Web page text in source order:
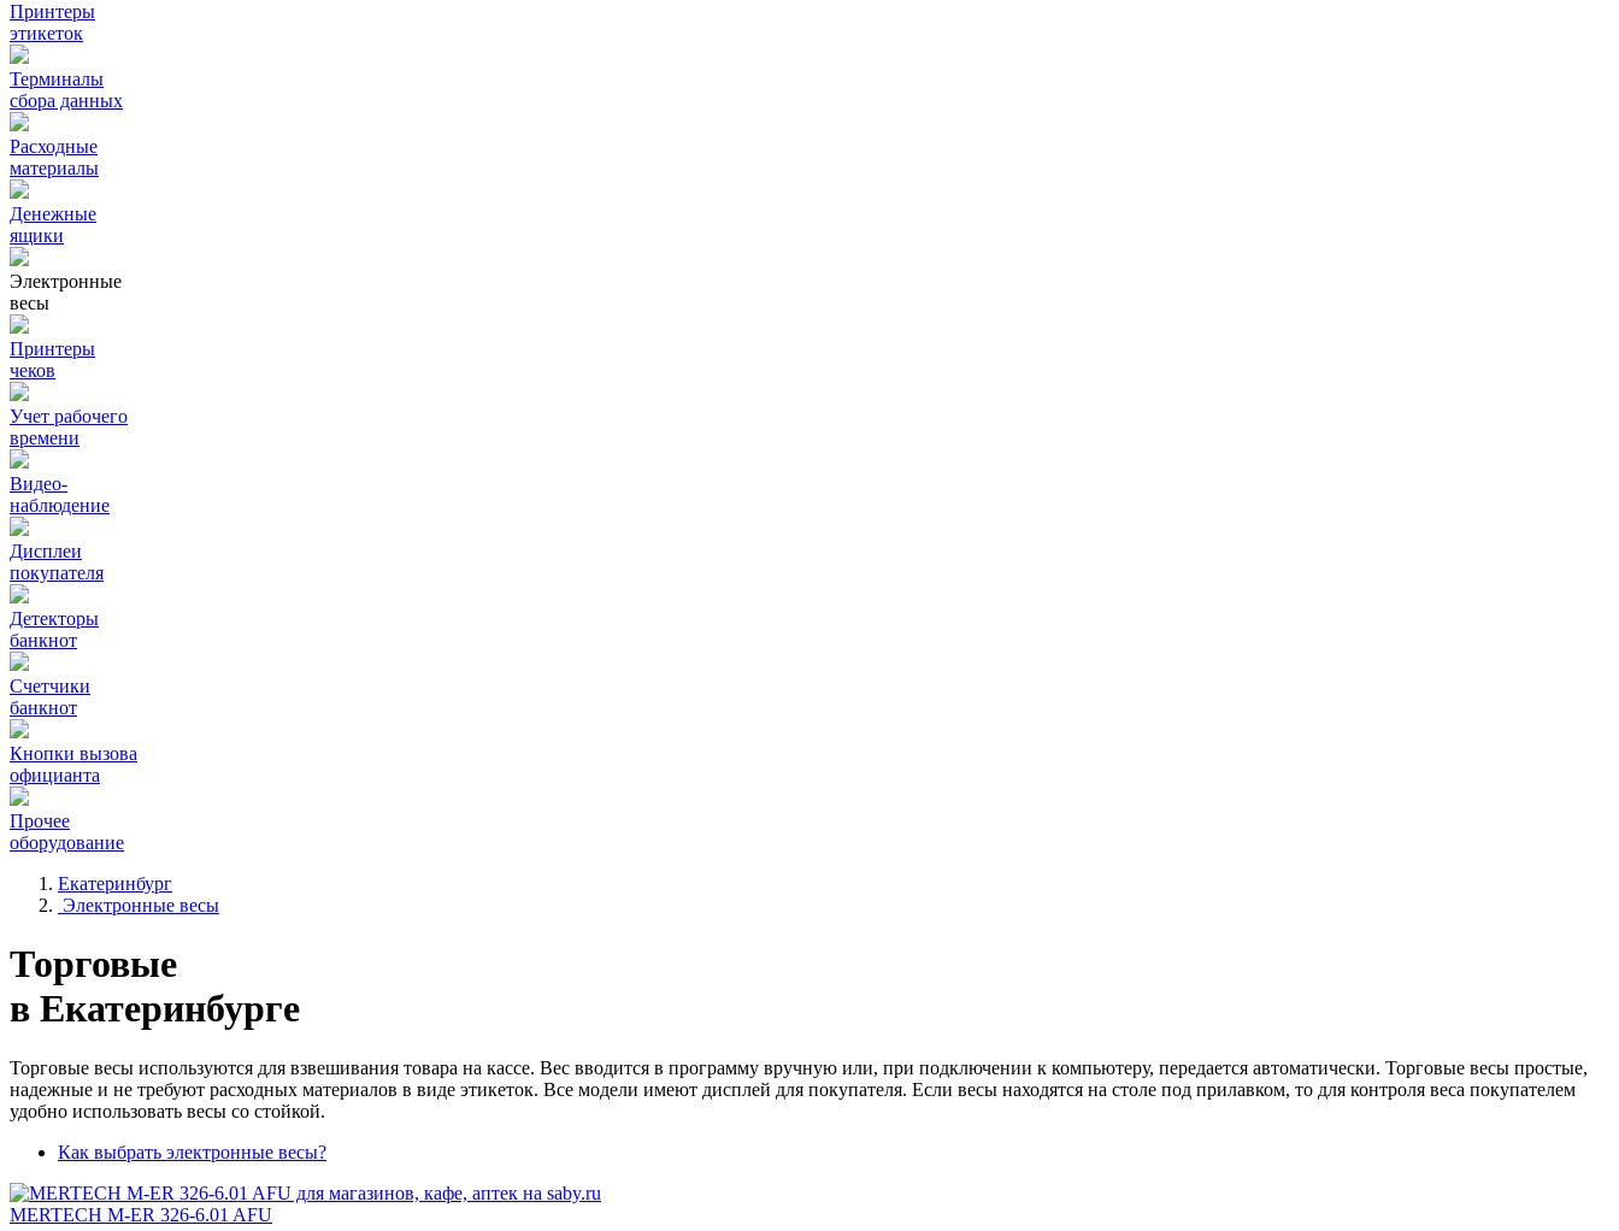
Принтеры
этикеток
Терминалы
сбора данных
Расходные
материалы
Денежные
ящики
Электронные
весы
Принтеры
чеков
Учет рабочего
времени
Видео‑
наблюдение
Дисплеи
покупателя
Детекторы
банкнот
Счетчики
банкнот
Кнопки вызова
официанта
Прочее
оборудование
Екатеринбург
Электронные весы
Торговые
в Екатеринбурге
Торговые весы используются для взвешивания товара на кассе. Вес вводится в программу вручную или, при подключении к компьютеру, передается автоматически. Торговые весы простые,
надежные и не требуют расходных материалов в виде этикеток. Все модели имеют дисплей для покупателя. Если весы находятся на столе под прилавком, то для контроля веса покупателем
удобно использовать весы со стойкой.
Как выбрать электронные весы?
MERTECH M-ER 326-6.01 AFU